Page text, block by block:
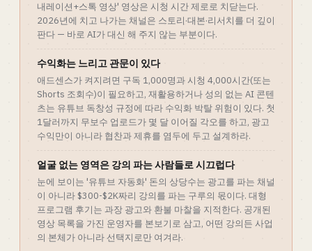
내레이션+스톡 영상' 영상은 시청 시간 제로로 치닫는다.
2026년에 치고 나가는 채널은 스토리·대본·리서치를 더 깊이
판다 — 바로 AI가 대신 해 주지 않는 부분이다.
수익화는 느리고 관문이 있다
애드센스가 켜지려면 구독 1,000명과 시청 4,000시간(또는
Shorts 조회수)이 필요하고, 재활용하거나 성의 없는 AI 콘텐
츠는 유튜브 독창성 규정에 따라 수익화 박탈 위험이 있다. 첫
1달러까지 무보수 업로드가 몇 달 이어질 각오를 하고, 광고
수익만이 아니라 협찬과 제휴를 염두에 두고 설계하라.
얼굴 없는 영역은 강의 파는 사람들로 시끄럽다
눈에 보이는 '유튜브 자동화' 돈의 상당수는 광고를 파는 채널
이 아니라 $300-$2K짜리 강의를 파는 구루의 몫이다. 대형
프로그램 후기는 과장 광고와 환불 마찰을 지적한다. 공개된
영상 목록을 가진 운영자를 본보기로 삼고, 어떤 강의든 사업
의 본체가 아니라 선택지로만 여겨라.